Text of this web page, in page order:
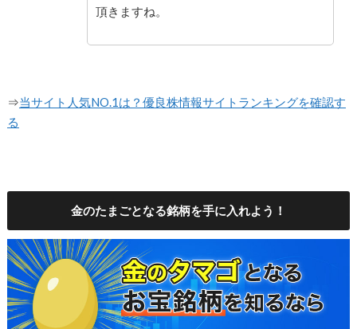
頂きますね。
⇒当サイト人気NO.1は？優良株情報サイトランキングを確認す
る
金のたまごとなる銘柄を手に入れよう！